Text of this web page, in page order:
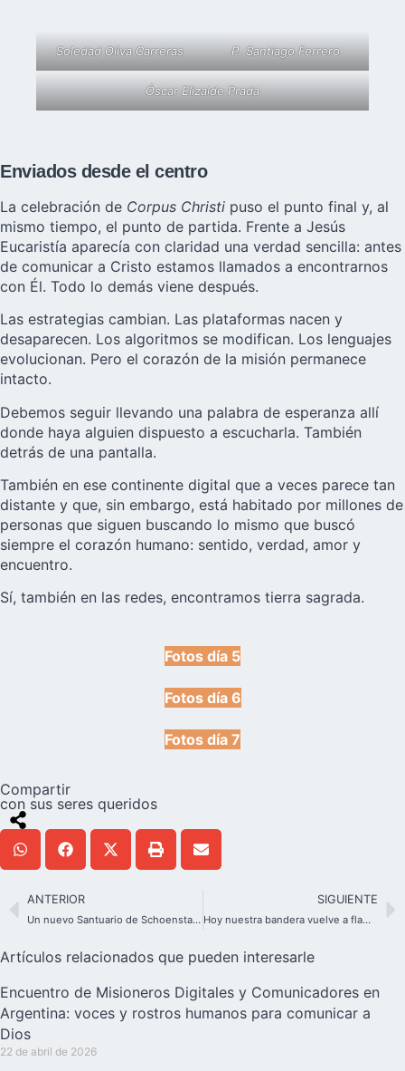
Soledad Oliva Carreras P. Santiago Ferrero
Óscar Elizalde Prada
Enviados desde el centro
La celebración de Corpus Christi puso el punto final y, al
mismo tiempo, el punto de partida. Frente a Jesús
Eucaristía aparecía con claridad una verdad sencilla: antes
de comunicar a Cristo estamos llamados a encontrarnos
con Él. Todo lo demás viene después.
Las estrategias cambian. Las plataformas nacen y
desaparecen. Los algoritmos se modifican. Los lenguajes
evolucionan. Pero el corazón de la misión permanece
intacto.
Debemos seguir llevando una palabra de esperanza allí
donde haya alguien dispuesto a escucharla. También
detrás de una pantalla.
También en ese continente digital que a veces parece tan
distante y que, sin embargo, está habitado por millones de
personas que siguen buscando lo mismo que buscó
siempre el corazón humano: sentido, verdad, amor y
encuentro.
Sí, también en las redes, encontramos tierra sagrada.
Fotos día 5
Fotos día 6
Fotos día 7
Compartir
con sus seres queridos
ANTERIOR
Un nuevo Santuario de Schoenstatt en México: María, refugio de paz
SIGUIENTE
Hoy nuestra bandera vuelve a flamear
Artículos relacionados que pueden interesarle
Encuentro de Misioneros Digitales y Comunicadores en
Argentina: voces y rostros humanos para comunicar a
Dios
22 de abril de 2026